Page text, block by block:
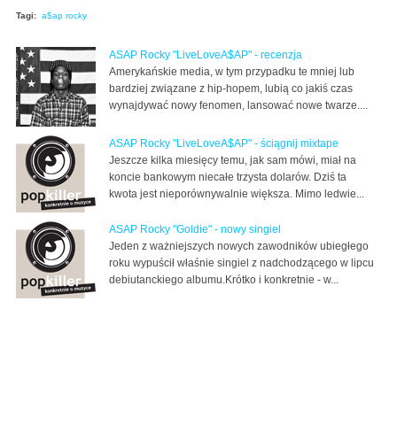
Tagi: a$ap rocky
ASAP Rocky "LiveLoveA$AP" - recenzja
Amerykańskie media, w tym przypadku te mniej lub
bardziej związane z hip-hopem, lubią co jakiś czas
wynajdywać nowy fenomen, lansować nowe twarze....
ASAP Rocky "LiveLoveA$AP" - ściągnij mixtape
Jeszcze kilka miesięcy temu, jak sam mówi, miał na
koncie bankowym niecałe trzysta dolarów. Dziś ta
kwota jest nieporównywalnie większa. Mimo ledwie...
ASAP Rocky "Goldie" - nowy singiel
Jeden z ważniejszych nowych zawodników ubiegłego
roku wypuścił właśnie singiel z nadchodzącego w lipcu
debiutanckiego albumu.Krótko i konkretnie - w...